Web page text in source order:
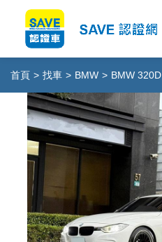
首頁 > 找車 > BMW > BMW 320D